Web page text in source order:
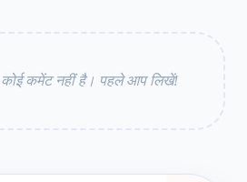
कमेंट नहीं है। पहले आप लिखें!